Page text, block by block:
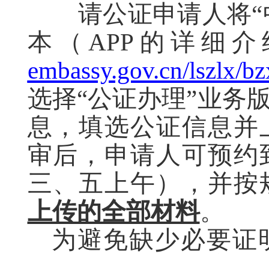
请公证申请人将“
本（APP的详细
embassy.gov.cn/lszlx/
选择“公证办理”业务
息，填选公证信息
审后，申请人可预
三、五上午），并按
上传的全部材料。
为避免缺少必要